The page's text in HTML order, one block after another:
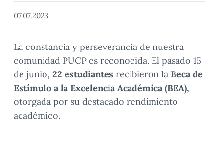
07.07.2023
La constancia y perseverancia de nuestra
comunidad PUCP es reconocida. El pasado 15
de junio, 22 estudiantes recibieron la Beca de
Estímulo a la Excelencia Académica (BEA),
otorgada por su destacado rendimiento
académico.